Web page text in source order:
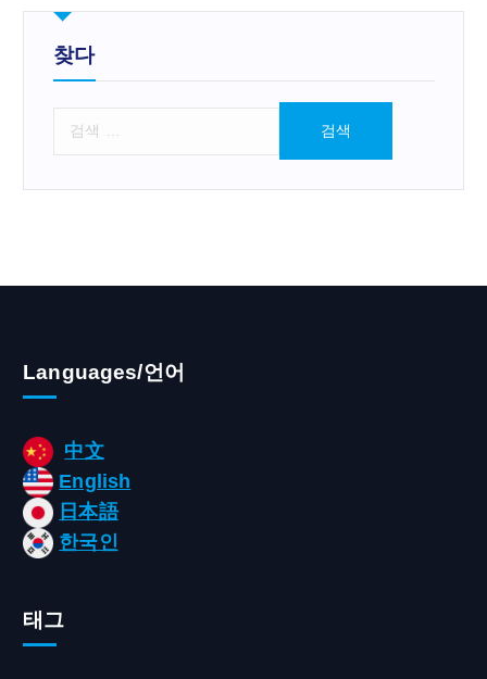
찾다
Languages/언어
中文
English
日本語
한국인
태그